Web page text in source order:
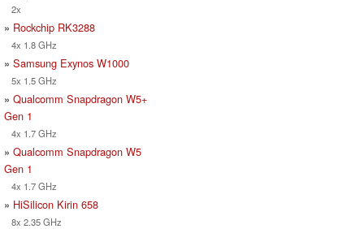
2x
» Rockchip RK3288
4x 1.8 GHz
» Samsung Exynos W1000
5x 1.5 GHz
» Qualcomm Snapdragon W5+
Gen 1
4x 1.7 GHz
» Qualcomm Snapdragon W5
Gen 1
4x 1.7 GHz
» HiSilicon Kirin 658
8x 2.35 GHz